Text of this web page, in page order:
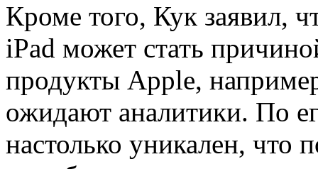
Кроме того, Кук заявил,
iPad может стать
продукты Apple,
ожидают аналитики. По
настолько уникален, что